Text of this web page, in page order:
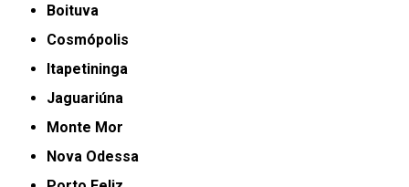
Boituva
Cosmópolis
Itapetininga
Jaguariúna
Monte Mor
Nova Odessa